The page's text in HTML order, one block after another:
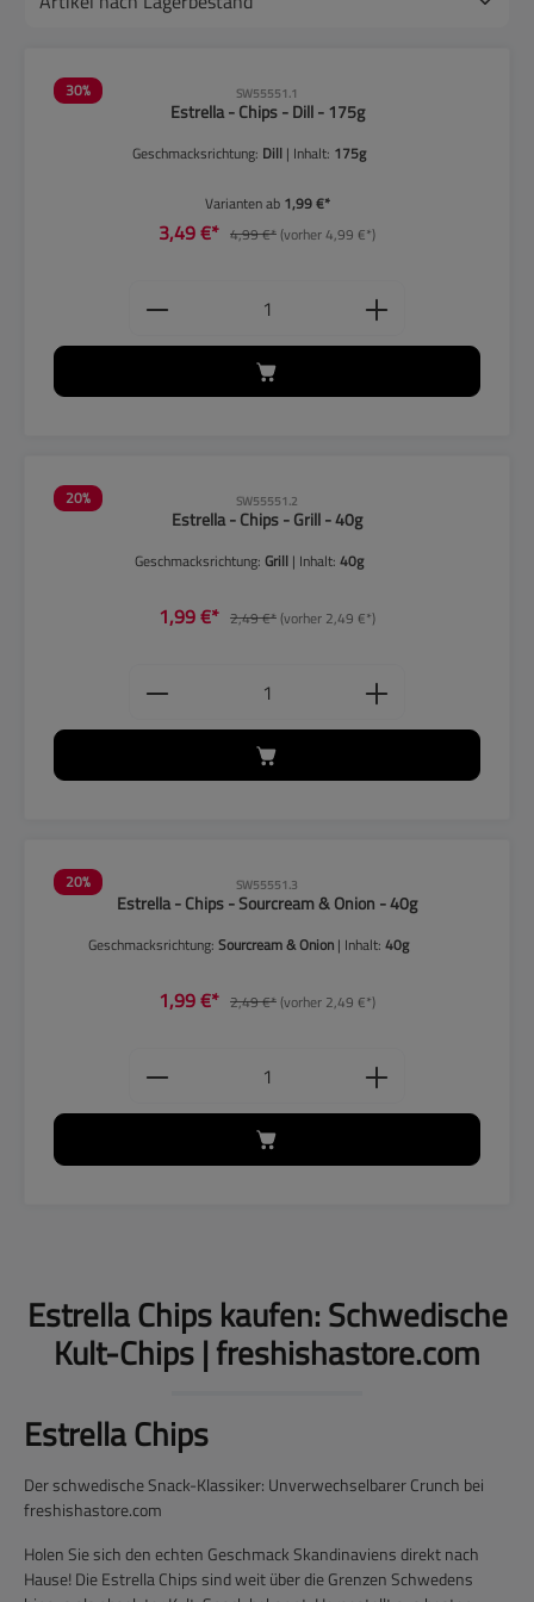
30% SW55551.1
Estrella - Chips - Dill - 175g
Geschmacksrichtung: Dill | Inhalt: 175g
Varianten ab1,99 €*
3,49 €* 4,99 €*(vorher 4,99 €*)
Produkt Anzahl: Gib den
20% SW55551.2
Estrella - Chips - Grill - 40g
Geschmacksrichtung: Grill | Inhalt: 40g
1,99 €* 2,49 €*(vorher 2,49 €*)
Produkt Anzahl: Gib den
20% SW55551.3
Estrella - Chips - Sourcream & Onion - 40g
Geschmacksrichtung:Sourcream & Onion | Inhalt:40g
1,99 €* 2,49 €*(vorher 2,49 €*)
Produkt Anzahl: Gib den
Estrella Chips kaufen: Schwedische
Kult-Chips | freshishastore.com
Estrella Chips
Der schwedische Snack-Klassiker: Unverwechselbarer Crunch bei
freshishastore.com
Holen Sie sich den echten Geschmack Skandinaviens direkt nach
Hause! DieEstrella Chipssind weit über die Grenzen Schwedens